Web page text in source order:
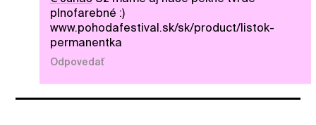
plnofarebné :)
www.pohodafestival.sk/sk/product/listok-
permanentka
Odpovedať